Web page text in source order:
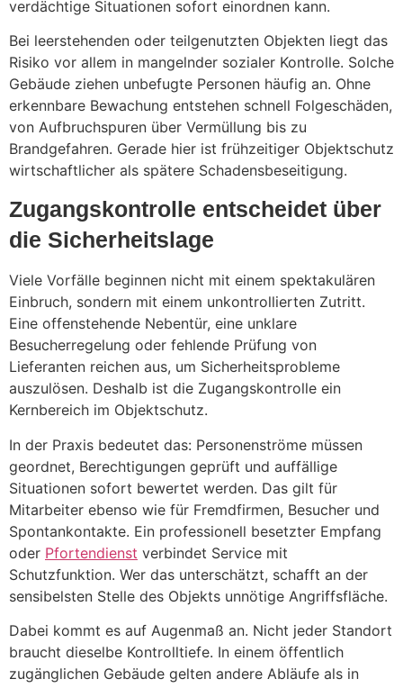
verdächtige Situationen sofort einordnen kann.
Bei leerstehenden oder teilgenutzten Objekten liegt das
Risiko vor allem in mangelnder sozialer Kontrolle. Solche
Gebäude ziehen unbefugte Personen häufig an. Ohne
erkennbare Bewachung entstehen schnell Folgeschäden,
von Aufbruchspuren über Vermüllung bis zu
Brandgefahren. Gerade hier ist frühzeitiger Objektschutz
wirtschaftlicher als spätere Schadensbeseitigung.
Zugangskontrolle entscheidet über
die Sicherheitslage
Viele Vorfälle beginnen nicht mit einem spektakulären
Einbruch, sondern mit einem unkontrollierten Zutritt.
Eine offenstehende Nebentür, eine unklare
Besucherregelung oder fehlende Prüfung von
Lieferanten reichen aus, um Sicherheitsprobleme
auszulösen. Deshalb ist die Zugangskontrolle ein
Kernbereich im Objektschutz.
In der Praxis bedeutet das: Personenströme müssen
geordnet, Berechtigungen geprüft und auffällige
Situationen sofort bewertet werden. Das gilt für
Mitarbeiter ebenso wie für Fremdfirmen, Besucher und
Spontankontakte. Ein professionell besetzter Empfang
oder Pfortendienst verbindet Service mit
Schutzfunktion. Wer das unterschätzt, schafft an der
sensibelsten Stelle des Objekts unnötige Angriffsfläche.
Dabei kommt es auf Augenmaß an. Nicht jeder Standort
braucht dieselbe Kontrolltiefe. In einem öffentlich
zugänglichen Gebäude gelten andere Abläufe als in